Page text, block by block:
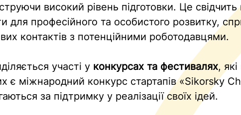
високий рівень підготовки. Це
для професійного та особистого розвитку,
контактів з потенційними роботодавцями.
участі у конкурсах та фестивалях,
є міжнародний конкурс стартапів «Sikorsky
за підтримку у реалізації своїх ідей.